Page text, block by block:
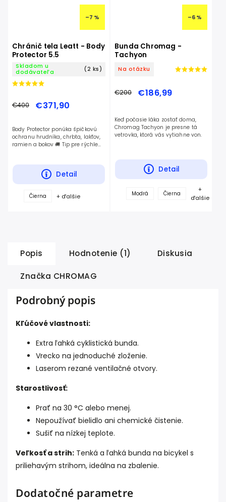
–7 %
Chránič tela Leatt - Body
Protector 5.5
Skladom u
dodávateľa
(2 ks)
€400 €371,90
Detail
Body Protector ponúka špičkovú
ochranu hrudníka, chrbta, lakťov,
ramien a bokov 🚚 Tip pre rýchle
Čierna + ďalšie
–6 %
Bunda Chromag -
Tachyon
Na otázku
€200 €186,99
Detail
Keď počasie láka zostať doma,
Chromag Tachyon je presne tá
vetrovka, ktorá vás vytiahne von.
Modrá Čierna
+
ďalšie
Popis Hodnotenie (1) Diskusia
Značka CHROMAG
Podrobný popis
Kľúčové vlastnosti:
Extra ľahká cyklistická bunda.
Vrecko na jednoduché zloženie.
Laserom rezané ventilačné otvory.
Starostlivosť:
Prať na 30 °C alebo menej.
Nepoužívať bielidlo ani chemické čistenie.
Sušiť na nízkej teplote.
Veľkosť a strih: Tenká a ľahká bunda na bicykel s
priliehavým strihom, ideálna na zbalenie.
Dodatočné parametre